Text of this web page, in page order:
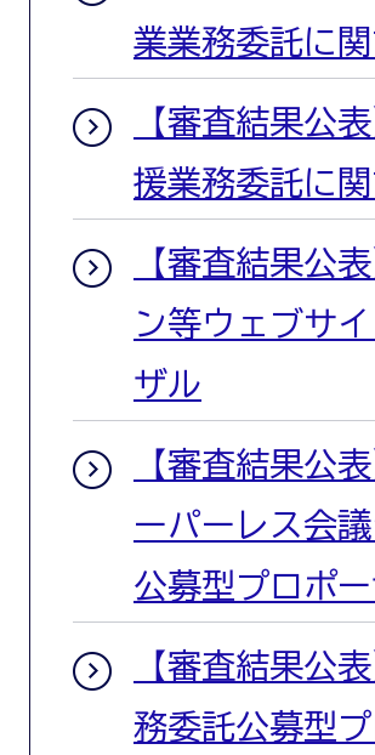
業業務委託に
【審査結果公
援業務委託に
【審査結果公
ン等ウェブサ
ザル
【審査結果公
ーパーレス会
公募型プロポ
【審査結果公
務委託公募型